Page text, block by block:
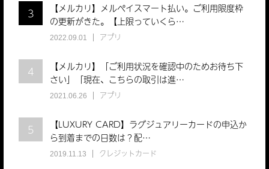
3
【メルカリ】メルペイスマート払い。ご利用限度枠
の更新がきた。【上限っていくら…
2022.09.01 アプリ
4
【メルカリ】「ご利用状況を確認中のためお待ち下
さい」「現在、こちらの取引は進…
2021.06.26 アプリ
5
【LUXURY CARD】ラグジュアリーカードの申込か
ら到着までの日数は？配…
2019.11.13 クレジットカード